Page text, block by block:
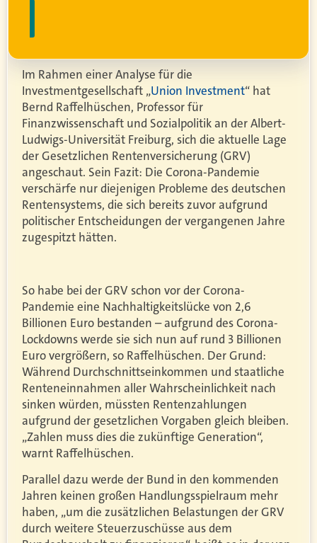
Im Rahmen einer Analyse für die
Investmentgesellschaft „Union Investment“ hat
Bernd Raffelhüschen, Professor für
Finanzwissenschaft und Sozialpolitik an der Albert-
Ludwigs-Universität Freiburg, sich die aktuelle Lage
der Gesetzlichen Rentenversicherung (GRV)
angeschaut. Sein Fazit: Die Corona-Pandemie
verschärfe nurdiejenigen Probleme des deutschen
Rentensystems, die sich bereits zuvor aufgrund
politischer Entscheidungen der vergangenen Jahre
zugespitzt hätten.
So habe bei der GRV schon vor der Corona-
Pandemie eine Nachhaltigkeitslücke von 2,6
Billionen Euro bestanden – aufgrund des Corona-
Lockdowns werde sie sich nun auf rund 3 Billionen
Euro vergrößern, so Raffelhüschen. Der Grund:
Während Durchschnittseinkommen und staatliche
Renteneinnahmen aller Wahrscheinlichkeit nach
sinken würden, müssten Rentenzahlungen
aufgrund der gesetzlichen Vorgaben gleich bleiben.
„Zahlen muss dies die zukünftige Generation“,
warnt Raffelhüschen.
Parallel dazu werde der Bund in den kommenden
Jahren keinen großen Handlungsspielraum mehr
haben, „um die zusätzlichen Belastungen der GRV
durch weitere Steuerzuschüsse aus dem